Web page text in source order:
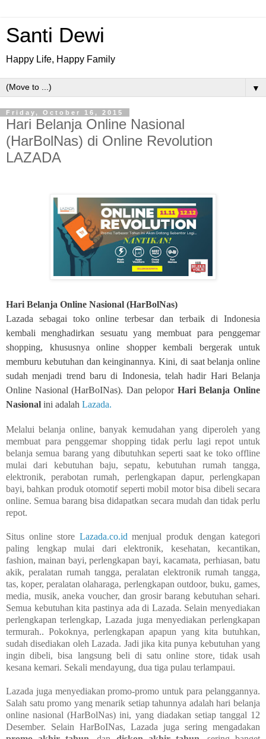
Santi Dewi
Happy Life, Happy Family
▼
Friday, October 16, 2015
Hari Belanja Online Nasional
(HarBolNas) di Online Revolution
LAZADA
Hari Belanja Online Nasional (HarBolNas)
Lazada sebagai toko online terbesar dan terbaik di Indonesia
kembali menghadirkan sesuatu yang membuat para penggemar
shopping, khususnya online shopper kembali bergerak untuk
memburu kebutuhan dan keinginannya. Kini, di saat belanja online
sudah menjadi trend baru di Indonesia, telahhadir Hari Belanja
Online Nasional (HarBoINas). Dan pelopor Hari Belanja Online
Nasional ini adalah Lazada.
Melalui belanja online, banyak kemudahan yang diperoleh yang
membuat para penggemar shopping tidak perlu lagi repot untuk
belanja semua barang yang dibutuhkan seperti saat ke toko offline
mulai dari kebutuhan baju, sepatu, kebutuhan rumah tangga,
elektronik, perabotan rumah, perlengkapan dapur, perlengkapan
bayi, bahkan produk otomotif seperti mobil motor bisa dibeli secara
online. Semua barang bisa didapatkan secara mudah dan tidak perlu
repot.
Situs online store Lazada.co.id menjual produk dengan kategori
paling lengkap mulai dari elektronik, kesehatan, kecantikan,
fashion, mainan bayi, perlengkapan bayi, kacamata, perhiasan, batu
akik, peralatan rumah tangga, peralatan elektronik rumah tangga,
tas, koper, peralatan olaharaga, perlengkapan outdoor, buku, games,
media, musik, aneka voucher, dan grosir barang kebutuhan sehari.
Semua kebutuhan kita pastinya ada di Lazada. Selain menyediakan
perlengkapan terlengkap, Lazada juga menyediakan perlengkapan
termurah.. Pokoknya, perlengkapan apapun yang kita butuhkan,
sudah disediakan oleh Lazada. Jadi jika kita punya kebutuhan yang
ingin dibeli, bisa langsung beli di satu online store, tidak usah
kesana kemari. Sekali mendayung, dua tiga pulau terlampaui.
Lazada juga menyediakan promo-promo untuk para pelanggannya.
Salah satu promo yang menarik setiap tahunnya adalah hari belanja
online nasional (HarBolNas) ini, yang diadakan setiap tanggal 12
Desember. Selain HarBoINas, Lazada juga sering mengadakan